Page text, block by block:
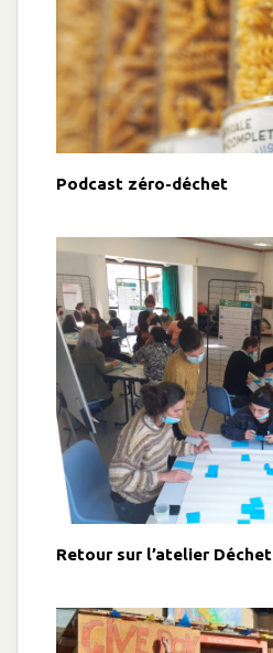
Podcast zéro-déchet
Retour sur l’atelier Déchet